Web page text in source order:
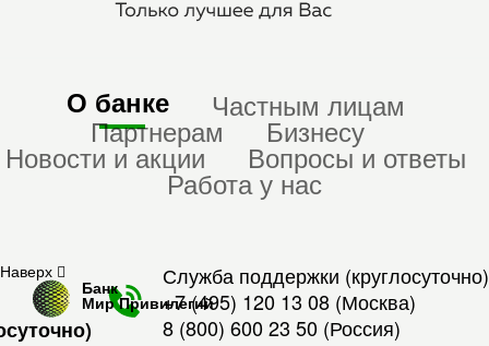
О банке Частным лицам
Партнерам Бизнесу
Новости и акции Вопросы и ответы
Работа у нас
Служба поддержки (круглосуточно)
+7 (495) 120 13 08 (Москва)
8 (800) 600 23 50 (Россия)
Наверх
Банк
Мир Привилегий